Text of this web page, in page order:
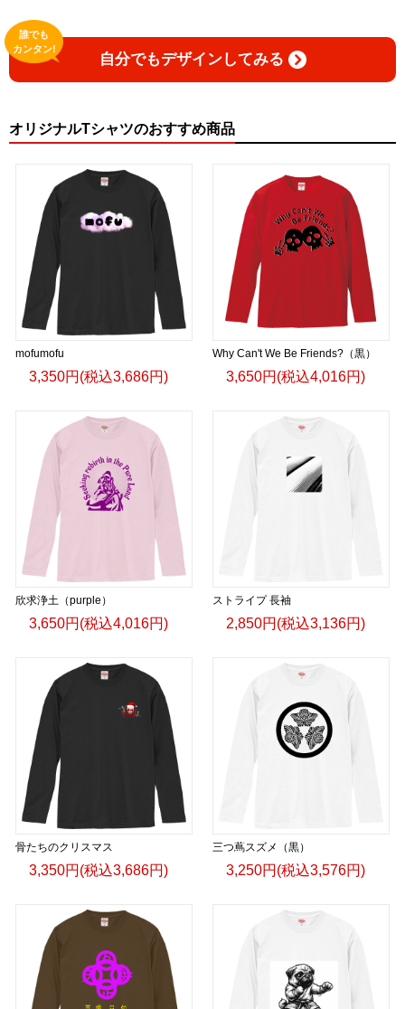
自分でもデザインしてみる
誰でも
カンタン!
オリジナルTシャツのおすすめ商品
mofumofu
3,350円(税込3,686円)
Why Can't We Be Friends?（黒）
3,650円(税込4,016円)
欣求浄土（purple）
3,650円(税込4,016円)
ストライプ 長袖
2,850円(税込3,136円)
骨たちのクリスマス
3,350円(税込3,686円)
三つ蔦スズメ（黒）
3,250円(税込3,576円)